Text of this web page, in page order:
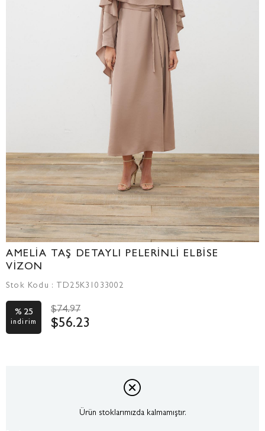
AMELİA TAŞ DETAYLI PELERİNLİ ELBİSE
VİZON
Stok Kodu TD25K31033002
25 $74.97
$56.23
Ürün stoklarımızda kalmamıştır.